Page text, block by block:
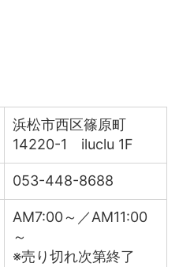
浜松市西区篠原町
14220-1 iluclu 1F
053-448-8688
AM7:00～／AM11:00
～
※売り切れ次第終了